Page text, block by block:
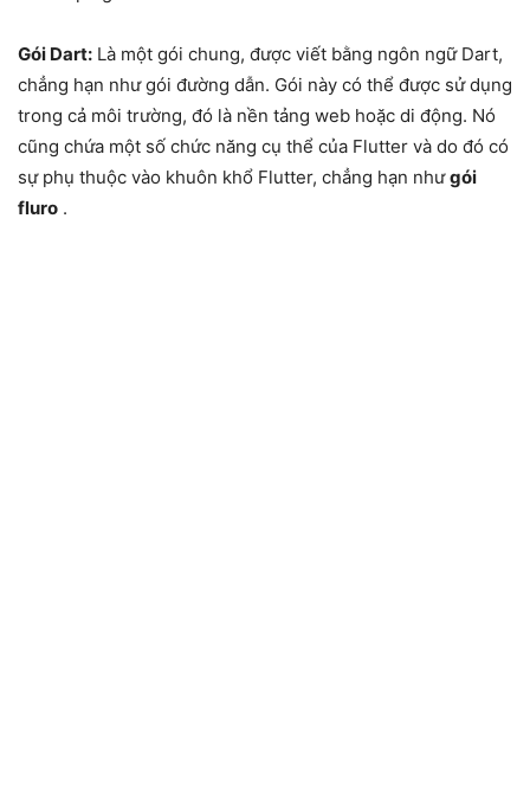
Gói Dart: Là một gói chung, được viết bằng ngôn ngữ Dart,
chẳng hạn như gói đường dẫn. Gói này có thể được sử dụng
trong cả môi trường, đó là nền tảng web hoặc di động. Nó
cũng chứa một số chức năng cụ thể của Flutter và do đó có
sự phụ thuộc vào khuôn khổ Flutter, chẳng hạn nhưgói
fluro .